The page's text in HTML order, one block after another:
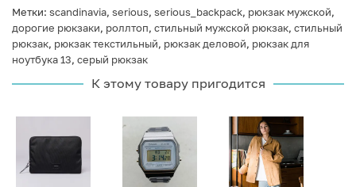
Метки: scandinavia, serious, serious_backpack, рюкзак мужской,
дорогие рюкзаки, роллтоп, стильный мужской рюкзак, стильный
рюкзак, рюкзак текстильный, рюкзак деловой, рюкзак для
ноутбука 13, серый рюкзак
К этому товару пригодится